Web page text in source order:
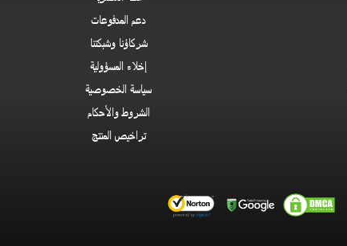
دعم المدفوعات
شركاؤنا وشبكتنا
إخلاء المسؤولية
سياسة الخصوصية
الشروط والأحكام
تراخيص المنتج